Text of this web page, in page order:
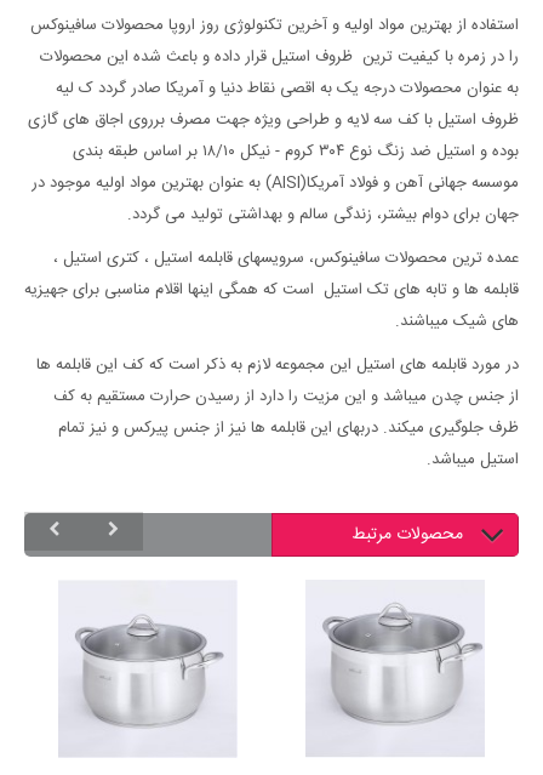
استفاده از بهترین مواد اولیه و آخرین تکنولوژی روز اروپا محصولات سافینوکس
را در زمره با کیفیت ترین ظروف استیل قرار داده و باعث شده این محصولات
به عنوان محصولات درجه یک به اقصی نقاط دنیا و آمریکا صادر گردد ک لیه
ظروف استیل با کف سه لایه و طراحی ویژه جهت مصرف برروی اجاق های گازی
بوده و استیل ضد زنگ نوع ۳۰۴ کروم - نیکل ۱۸/۱۰ بر اساس طبقه بندی
موسسه جهانی آهن و فولاد آمریکا(AISI) به عنوان بهترین مواد اولیه موجود در
جهان برای دوام بیشتر، زندگی سالم و بهداشتی تولید می گردد.
عمده ترین محصولات سافینوکس، سرویسهای قابلمه استیل ، کتری استیل ،
قابلمه ها و تابه های تک استیل است که همگی اینها اقلام مناسبی برای جهیزیه
های شیک میباشند.
در مورد قابلمه های استیل این مجموعه لازم به ذکر است که کف این قابلمه ها
از جنس چدن میباشد و این مزیت را دارد از رسیدن حرارت مستقیم به کف
ظرف جلوگیری میکند. دربهای این قابلمه ها نیز از جنس پیرکس و نیز تمام
استیل میباشد.
محصولات مرتبط